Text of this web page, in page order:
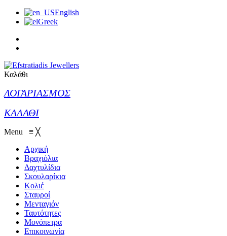
English
Greek
Καλάθι
ΛΟΓΑΡΙΑΣΜΟΣ
ΚΑΛΑΘΙ
Menu ≡ ╳
Αρχική
Βραχιόλια
Δαχτυλίδια
Σκουλαρίκια
Κολιέ
Σταυροί
Μενταγιόν
Ταυτότητες
Μονόπετρα
Επικοινωνία